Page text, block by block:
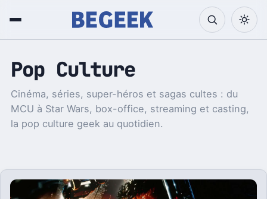
Pop Culture
Cinéma, séries, super-héros et sagas cultes : du
MCU à Star Wars, box-office, streaming et casting,
la pop culture geek au quotidien.